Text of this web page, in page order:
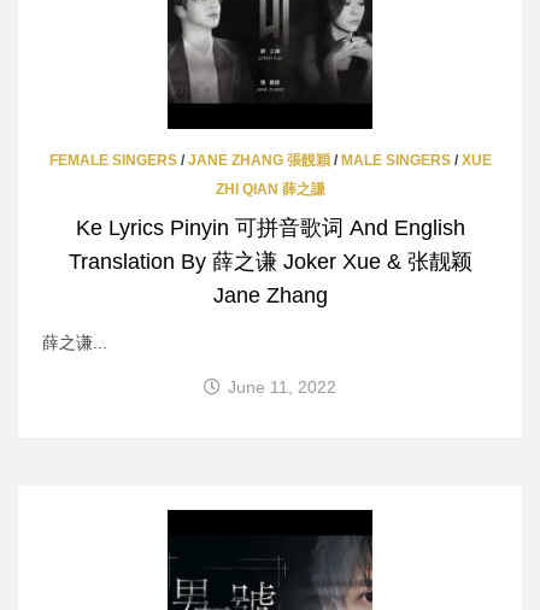
FEMALE SINGERS/ JANE ZHANG 張靚穎/ MALE SINGERS/ XUE
ZHI QIAN 薛之謙
Ke Lyrics Pinyin 可拼音歌词 And English
Translation By 薛之谦 Joker Xue & 张靓颖
Jane Zhang
薛之谦...
June 11, 2022